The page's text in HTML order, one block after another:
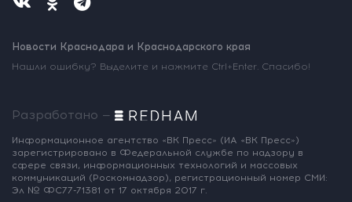
Новости Краснодара и Краснодарского края
Нашли ошибку? Выделите и нажмите Ctrl+Enter. Спасибо!
Разработано —
Информационное агентство «ВК Пресс» (ИА «ВК Пресс»)
зарегистрировано в Федеральной службе по надзору в
сфере связи, информационных технологий и массовых
коммуникаций (Роскомнадзор), регистрационный номер СМИ:
Эл № ФС77-71381 от 17 октября 2017 г.